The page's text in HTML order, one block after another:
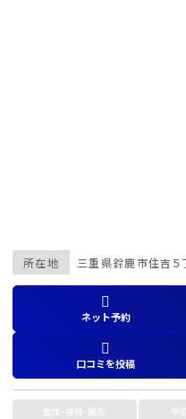
所在地 三重県鈴鹿市住吉５
ネット予約
口コミを投稿
整体・接骨・鍼灸 学